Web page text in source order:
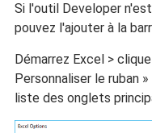
Si l'outil Developer
pouvez l'ajouter à la
Démarrez Excel >
Personnaliser le ruban
liste des onglets